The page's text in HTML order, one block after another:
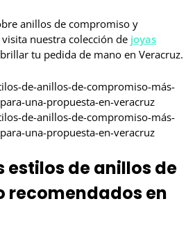
anillos de compromiso y
nuestra colección de joyas
tu pedida de mano en Veracruz.
estilos de anillos de
recomendados en